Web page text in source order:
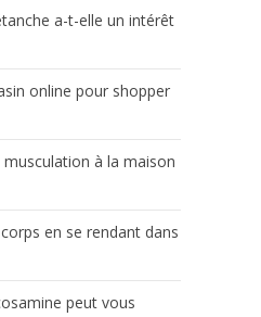
a-t-elle un intérêt
online pour shopper
à la maison
en se rendant dans
peut vous